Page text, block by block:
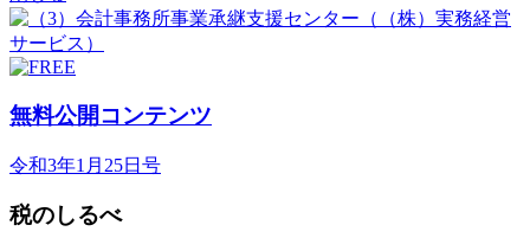
無料公開コンテンツ
令和3年1月25日号
税のしるべ